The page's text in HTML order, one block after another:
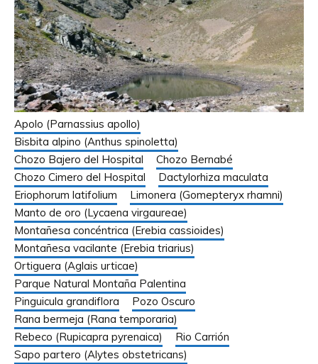
Apolo (Parnassius apollo)
Bisbita alpino (Anthus spinoletta)
Chozo Bajero del Hospital
Chozo Bernabé
Chozo Cimero del Hospital
Dactylorhiza maculata
Eriophorum latifolium
Limonera (Gomepteryx rhamni)
Manto de oro (Lycaena virgaureae)
Montañesa concéntrica (Erebia cassioides)
Montañesa vacilante (Erebia triarius)
Ortiguera (Aglais urticae)
Parque Natural Montaña Palentina
Pinguicula grandiflora
Pozo Oscuro
Rana bermeja (Rana temporaria)
Rebeco (Rupicapra pyrenaica)
Rio Carrión
Sapo partero (Alytes obstetricans)